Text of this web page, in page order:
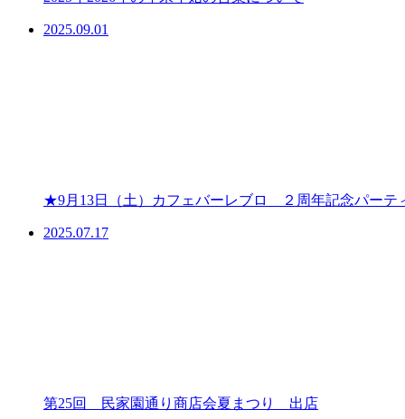
2025.09.01
★9月13日（土）カフェバーレブロ ２周年記念パーテ
2025.07.17
第25回 民家園通り商店会夏まつり 出店